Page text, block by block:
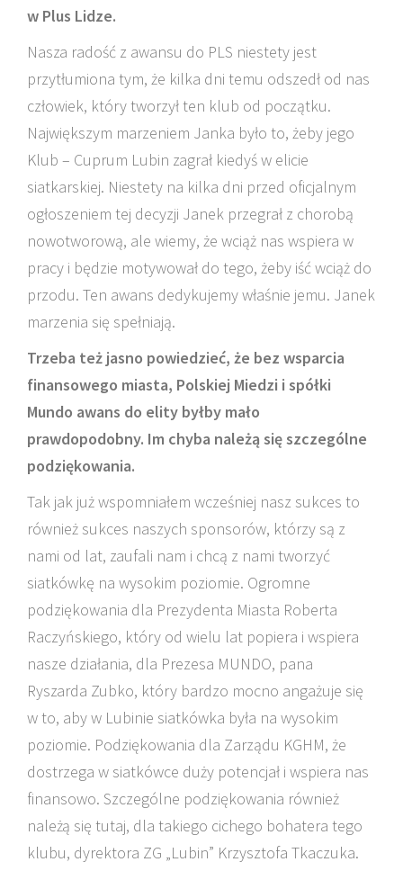
w Plus Lidze.
Nasza radość z awansu do PLS niestety jest
przytłumiona tym, że kilka dni temu odszedł od nas
człowiek, który tworzył ten klub od początku.
Największym marzeniem Janka było to, żeby jego
Klub – Cuprum Lubin zagrał kiedyś w elicie
siatkarskiej. Niestety na kilka dni przed oficjalnym
ogłoszeniem tej decyzji Janek przegrał z chorobą
nowotworową, ale wiemy, że wciąż nas wspiera w
pracy i będzie motywował do tego, żeby iść wciąż do
przodu. Ten awans dedykujemy właśnie jemu. Janek
marzenia się spełniają.
Trzeba też jasno powiedzieć, że bez wsparcia
finansowego miasta, Polskiej Miedzi i spółki
Mundo awans do elity byłby mało
prawdopodobny. Im chyba należą się szczególne
podziękowania.
Tak jak już wspomniałem wcześniej nasz sukces to
również sukces naszych sponsorów, którzy są z
nami od lat, zaufali nam i chcą z nami tworzyć
siatkówkę na wysokim poziomie. Ogromne
podziękowania dla Prezydenta Miasta Roberta
Raczyńskiego, który od wielu lat popiera i wspiera
nasze działania, dla Prezesa MUNDO, pana
Ryszarda Zubko, który bardzo mocno angażuje się
w to, aby w Lubinie siatkówka była na wysokim
poziomie. Podziękowania dla Zarządu KGHM, że
dostrzega w siatkówce duży potencjał i wspiera nas
finansowo. Szczególne podziękowania również
należą się tutaj, dla takiego cichego bohatera tego
klubu, dyrektora ZG „Lubin” Krzysztofa Tkaczuka.